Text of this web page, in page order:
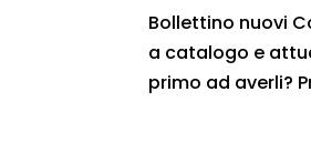
Bollettino nuovi
a catalogo e
primo ad averli?